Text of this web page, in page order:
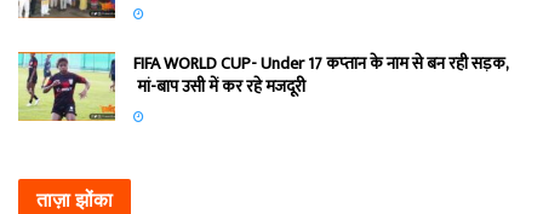
FIFA WORLD CUP- Under 17 कप्‍तान के नाम से बन रही सड़क,
मां-बाप उसी में कर रहे मजदूरी
ताज़ा झोंका